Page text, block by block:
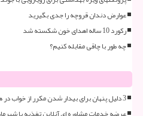
عوارض دندان قروچه را جدی بگیرید
رکورد 10 ساله اهدای خون شکسته شد
چه طور با چاقی مقابله کنیم؟
3 دلیل پنهان برای بیدار شدن مکرر از خواب در هنگام شب